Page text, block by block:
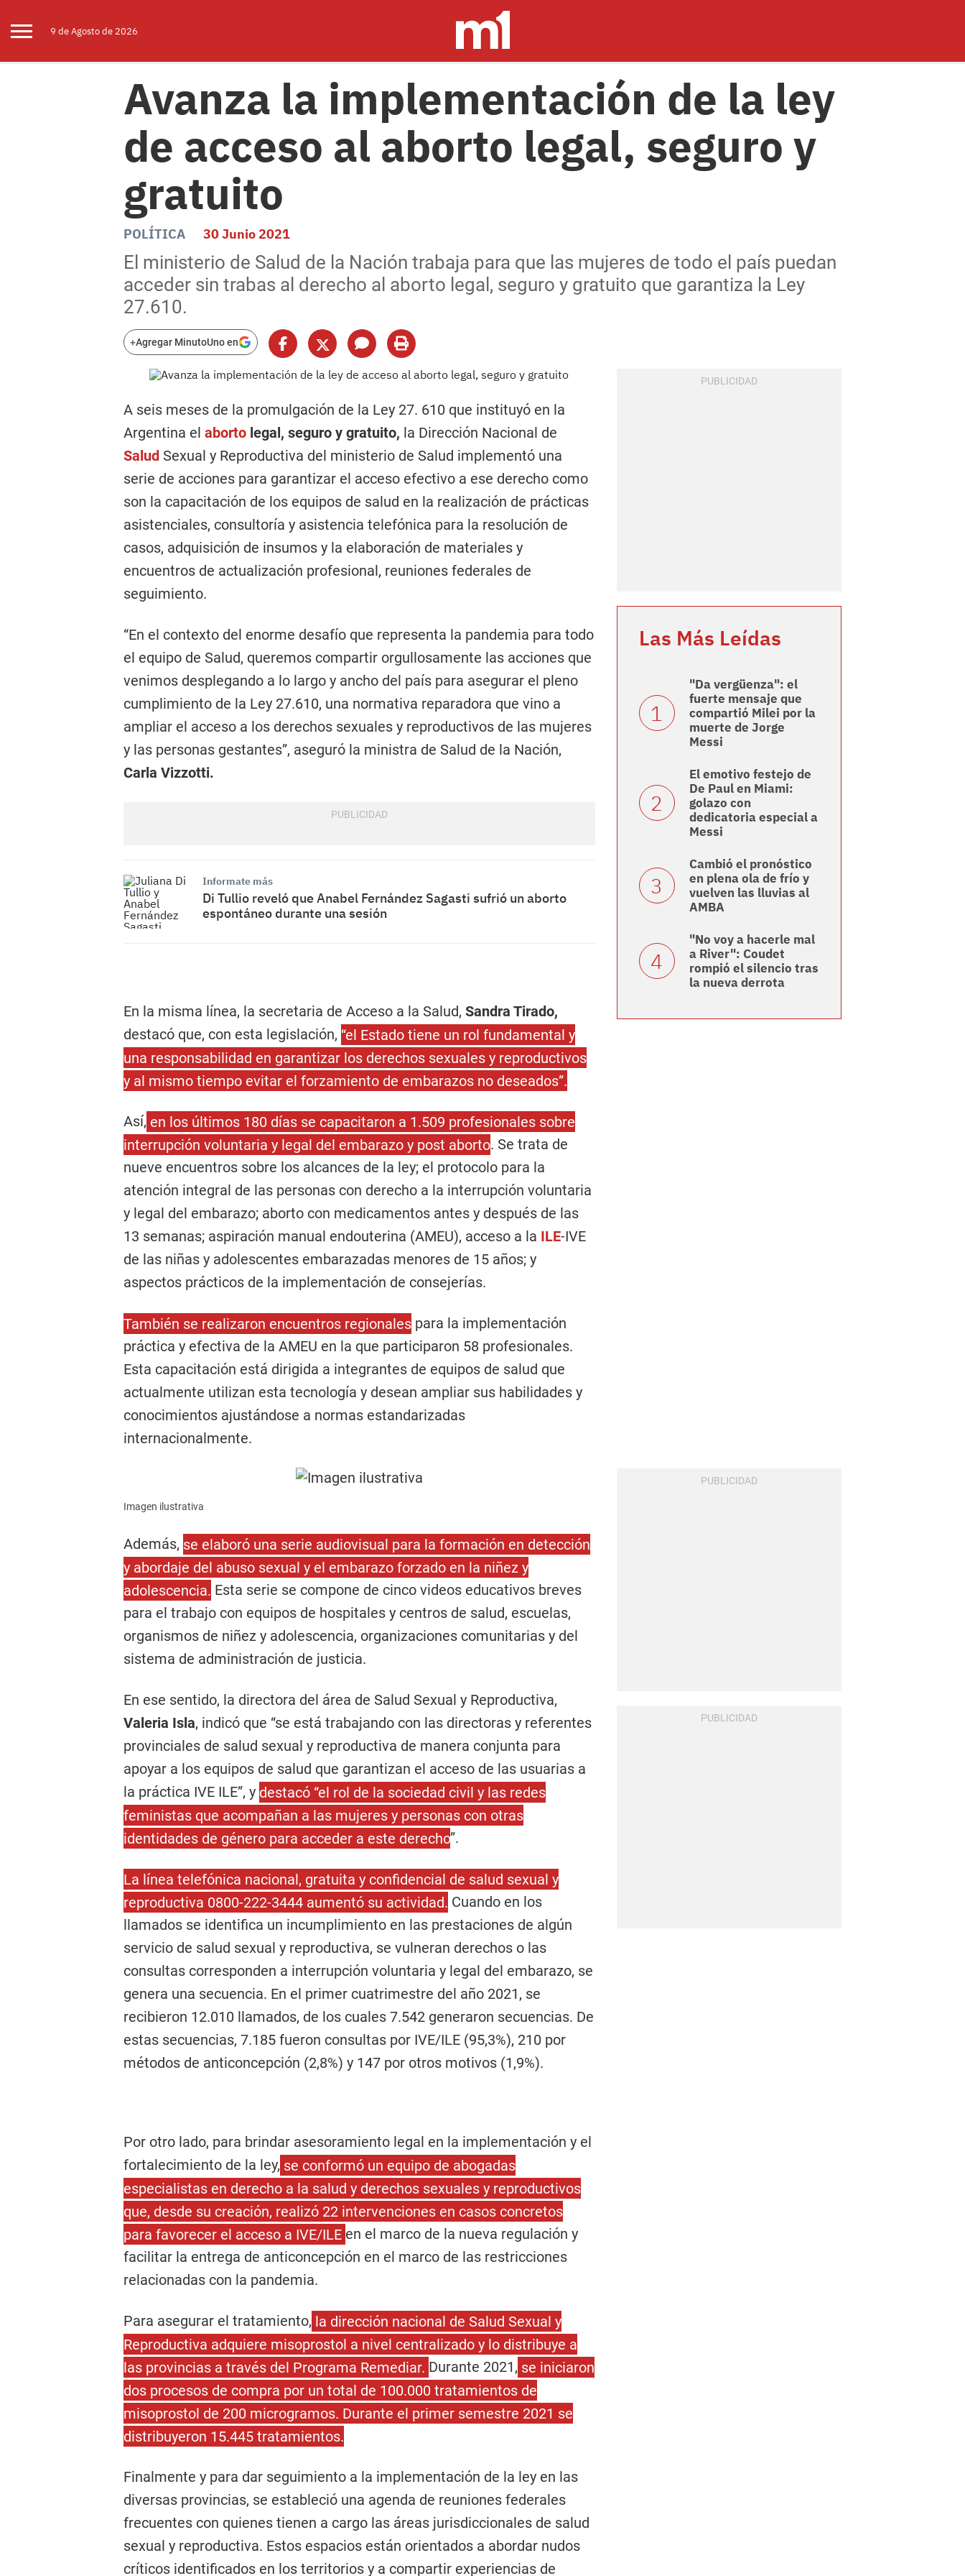
9 deAgostode 2026
Avanza la implementación de la ley
de acceso al aborto legal, seguro y
gratuito
POLÍTICA 30 Junio 2021
El ministerio de Salud de la Nación trabaja para que las mujeres de todo el país puedan
acceder sin trabas al derecho al aborto legal, seguro y gratuito que garantiza la Ley
27.610.
+Agregar MinutoUno en
A seis meses de la promulgación de la Ley 27. 610 que instituyó en la
Argentina el aborto legal, seguro y gratuito, la Dirección Nacional de
Salud Sexual y Reproductiva del ministerio de Salud implementó una
serie de acciones para garantizar el acceso efectivo a ese derecho como
son la capacitación de los equipos de salud en la realización de prácticas
asistenciales, consultoría y asistencia telefónica para la resolución de
casos, adquisición de insumos y la elaboración de materiales y
encuentros de actualización profesional, reuniones federales de
seguimiento.
“En el contexto del enorme desafío que representa la pandemia para todo
el equipo de Salud, queremos compartir orgullosamente las acciones que
venimos desplegando a lo largo y ancho del país para asegurar el pleno
cumplimiento de la Ley 27.610, una normativa reparadora que vino a
ampliar el acceso a los derechos sexuales y reproductivos de las mujeres
y las personas gestantes”, aseguró la ministra de Salud de la Nación,
Carla Vizzotti.
Informate más
Di Tullio reveló que Anabel Fernández Sagasti sufrió un aborto
espontáneo durante una sesión
En la misma línea, la secretaria de Acceso a la Salud, Sandra Tirado,
destacó que, con esta legislación, “el Estado tiene un rol fundamental y
una responsabilidad en garantizar los derechos sexuales y reproductivos
y al mismo tiempo evitar el forzamiento de embarazos no deseados”.
Así, en los últimos 180 días se capacitaron a 1.509 profesionales sobre
interrupción voluntaria y legal del embarazo y post aborto. Se trata de
nueve encuentros sobre los alcances de la ley; el protocolo para la
atención integral de las personas con derecho a la interrupción voluntaria
y legal del embarazo; aborto con medicamentos antes y después de las
13 semanas; aspiración manual endouterina (AMEU), acceso a la ILE-IVE
de las niñas y adolescentes embarazadas menores de 15 años; y
aspectos prácticos de la implementación de consejerías.
También se realizaron encuentros regionales para la implementación
práctica y efectiva de la AMEU en la que participaron 58 profesionales.
Esta capacitación está dirigida a integrantes de equipos de salud que
actualmente utilizan esta tecnología y desean ampliar sus habilidades y
conocimientos ajustándose a normas estandarizadas
internacionalmente.
Imagen ilustrativa
Además, se elaboró una serie audiovisual para la formación en detección
y abordaje del abuso sexual y el embarazo forzado en la niñez y
adolescencia. Esta serie se compone de cinco videos educativos breves
para el trabajo con equipos de hospitales y centros de salud, escuelas,
organismos de niñez y adolescencia, organizaciones comunitarias y del
sistema de administración de justicia.
En ese sentido, la directora del área de Salud Sexual y Reproductiva,
Valeria Isla, indicó que “se está trabajando con las directoras y referentes
provinciales de salud sexual y reproductiva de manera conjunta para
apoyar a los equipos de salud que garantizan el acceso de las usuarias a
la práctica IVE ILE”, y destacó “el rol de la sociedad civil y las redes
feministas que acompañan a las mujeres y personas con otras
identidades de género para acceder a este derecho”.
La línea telefónica nacional, gratuita y confidencial de salud sexual y
reproductiva 0800-222-3444 aumentó su actividad. Cuando en los
llamados se identifica un incumplimiento en las prestaciones de algún
servicio de salud sexual y reproductiva, se vulneran derechos o las
consultas corresponden a interrupción voluntaria y legal del embarazo, se
genera una secuencia. En el primer cuatrimestre del año 2021, se
recibieron 12.010 llamados, de los cuales 7.542 generaron secuencias. De
estas secuencias, 7.185 fueron consultas por IVE/ILE (95,3%), 210 por
métodos de anticoncepción (2,8%) y 147 por otros motivos (1,9%).
Por otro lado, para brindar asesoramiento legal en la implementación y el
fortalecimiento de la ley, se conformó un equipo de abogadas
especialistas en derecho a la salud y derechos sexuales y reproductivos
que, desde su creación, realizó 22 intervenciones en casos concretos
para favorecer el acceso a IVE/ILE en el marco de la nueva regulación y
facilitar la entrega de anticoncepción en el marco de las restricciones
relacionadas con la pandemia.
Para asegurar el tratamiento, la dirección nacional de Salud Sexual y
Reproductiva adquiere misoprostol a nivel centralizado y lo distribuye a
las provincias a través del Programa Remediar. Durante 2021, se iniciaron
dos procesos de compra por un total de 100.000 tratamientos de
misoprostol de 200 microgramos. Durante el primer semestre 2021 se
distribuyeron 15.445 tratamientos.
Finalmente y para dar seguimiento a la implementación de la ley en las
diversas provincias, se estableció una agenda de reuniones federales
frecuentes con quienes tienen a cargo las áreas jurisdiccionales de salud
sexual y reproductiva. Estos espacios están orientados a abordar nudos
críticos identificados en los territorios y a compartir experiencias de
Las Más Leídas
"Da vergüenza": el
fuerte mensaje que
compartió Milei por la
muerte de Jorge
Messi
El emotivo festejo de
De Paul en Miami:
golazo con
dedicatoria especial a
Messi
Cambió el pronóstico
en plena ola de frío y
vuelven las lluvias al
AMBA
"No voy a hacerle mal
a River": Coudet
rompió el silencio tras
la nueva derrota